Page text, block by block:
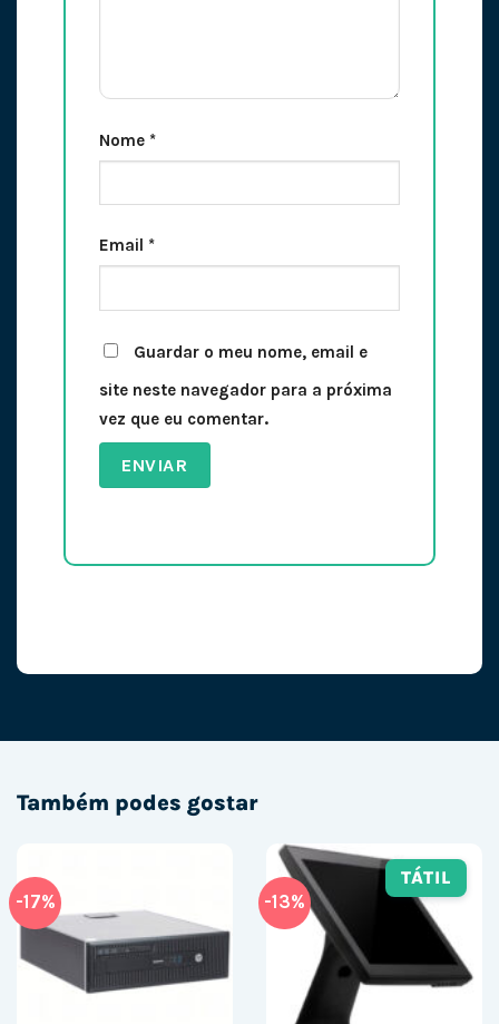
Nome *
Email *
Guardar o meu nome, email e
site neste navegador para a próxima
vez que eu comentar.
Também podes gostar
-17% -13%
TÁTIL